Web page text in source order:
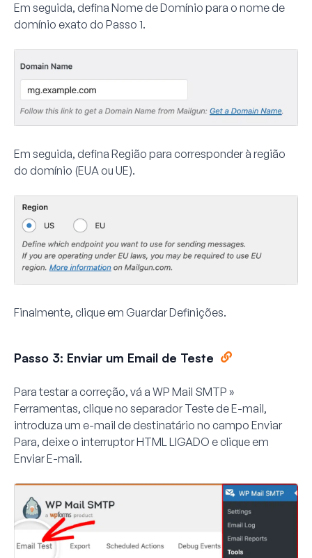
Em seguida, defina Nome de Domínio para o nome de
domínio exato do Passo 1.
Em seguida, defina Região para corresponder à região
do domínio (EUA ou UE).
Finalmente, clique em Guardar Definições.
Passo 3: Enviar um Email de Teste
Para testar a correção, vá a WP Mail SMTP »
Ferramentas, clique no separador Teste de E-mail,
introduza um e-mail de destinatário no campo Enviar
Para, deixe o interruptorHTMLLIGADO e clique em
Enviar E-mail.